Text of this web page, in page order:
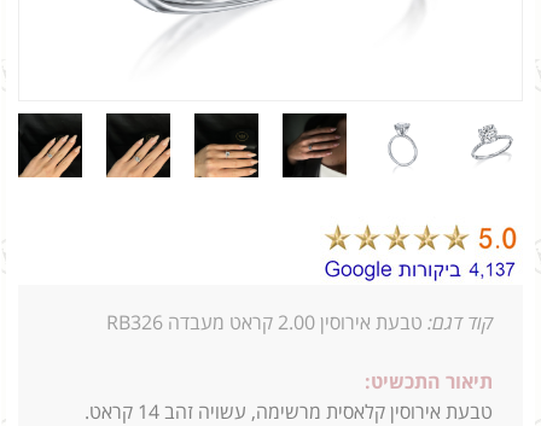
קוד דגם: טבעת אירוסין 2.00 קראט מעבדה RB326
תיאור התכשיט:
טבעת אירוסין קלאסית מרשימה, עשויה זהב 14 קראט.